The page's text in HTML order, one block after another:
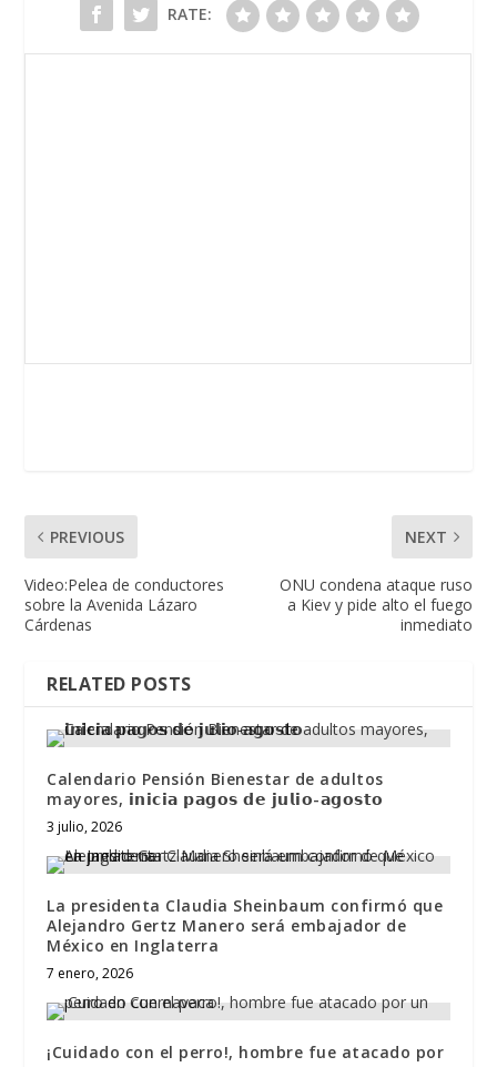
RATE:
PREVIOUS
Video:Pelea de conductores
sobre la Avenida Lázaro
Cárdenas
NEXT
ONU condena ataque ruso
a Kiev y pide alto el fuego
inmediato
RELATED POSTS
Calendario Pensión Bienestar de adultos
mayores, 𝗶𝗻𝗶𝗰𝗶𝗮 𝗽𝗮𝗴𝗼𝘀 𝗱𝗲 𝗷𝘂𝗹𝗶𝗼-𝗮𝗴𝗼𝘀𝘁𝗼
3 julio, 2026
La presidenta Claudia Sheinbaum confirmó que
Alejandro Gertz Manero será embajador de
México en Inglaterra
7 enero, 2026
¡Cuidado con el perro!, hombre fue atacado por